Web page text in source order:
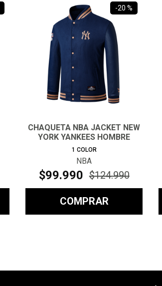
-20 %
CHAQUETA NBA JACKET NEW
YORK YANKEES HOMBRE
1 COLOR
NBA
$99.990 $124.990
COMPRAR